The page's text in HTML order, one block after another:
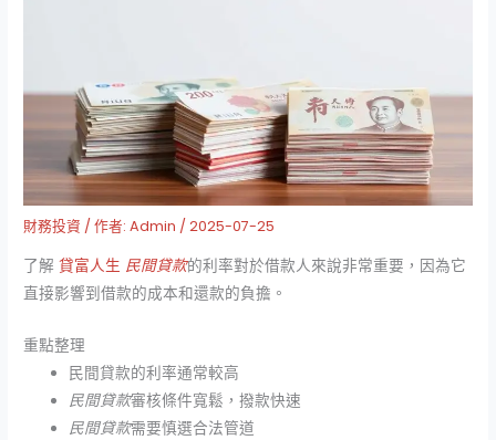
財務投資 / 作者:Admin /2025-07-25
了解貸富人生 民間貸款的利率對於借款人來說非常重要，因為它
直接影響到借款的成本和還款的負擔。
重點整理
民間貸款的利率通常較高
民間貸款審核條件寬鬆，撥款快速
民間貸款需要慎選合法管道